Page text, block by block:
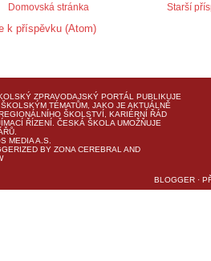
Starší
Domovská stránka
k příspěvku (Atom)
ZPRAVODAJSKÝ PORTÁL PUBLIKUJE
TÉMATŮM, JAKO JE AKTUÁLNĚ
ŠKOLSTVÍ, KARIÉRNÍ ŘÁD
ŘÍZENÍ. ČESKÁ ŠKOLA UMOŽŇUJE
MEDIA A.S.
BY ZONA CEREBRAL AND
BLOGGER ·